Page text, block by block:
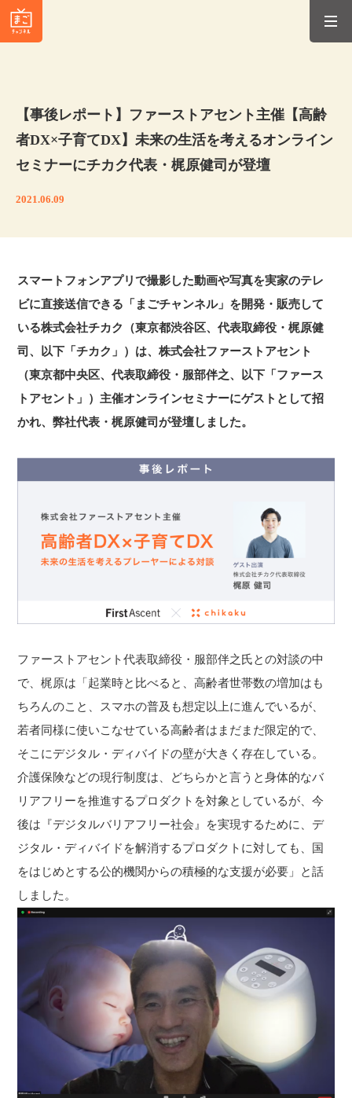
【事後レポート】ファーストアセント主催【高齢
者DX×子育てDX】未来の生活を考えるオンライン
セミナーにチカク代表・梶原健司が登壇
2021.06.09
スマートフォンアプリで撮影した動画や写真を実家のテレ
ビに直接送信できる「まごチャンネル」を開発・販売して
いる株式会社チカク（東京都渋谷区、代表取締役・梶原健
司、以下「チカク」）は、株式会社ファーストアセント
（東京都中央区、代表取締役・服部伴之、以下「ファース
トアセント」）主催オンラインセミナーにゲストとして招
かれ、弊社代表・梶原健司が登壇しました。
ファーストアセント代表取締役・服部伴之氏との対談の中
で、梶原は「起業時と比べると、高齢者世帯数の増加はも
ちろんのこと、スマホの普及も想定以上に進んでいるが、
若者同様に使いこなせている高齢者はまだまだ限定的で、
そこにデジタル・ディバイドの壁が大きく存在している。
介護保険などの現行制度は、どちらかと言うと身体的なバ
リアフリーを推進するプロダクトを対象としているが、今
後は『デジタルバリアフリー社会』を実現するために、デ
ジタル・ディバイドを解消するプロダクトに対しても、国
をはじめとする公的機関からの積極的な支援が必要」と話
しました。